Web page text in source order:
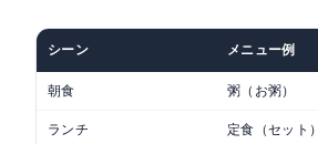
シーン メニュー例
朝食 粥（お粥）
ランチ 定食（セット）